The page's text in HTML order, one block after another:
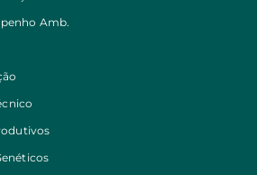
Amb.